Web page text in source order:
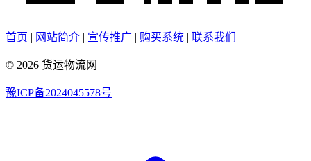
首页 | 网站简介 | 宣传推广 | 购买系统 | 联系我们
© 2026 货运物流网
豫ICP备2024045578号